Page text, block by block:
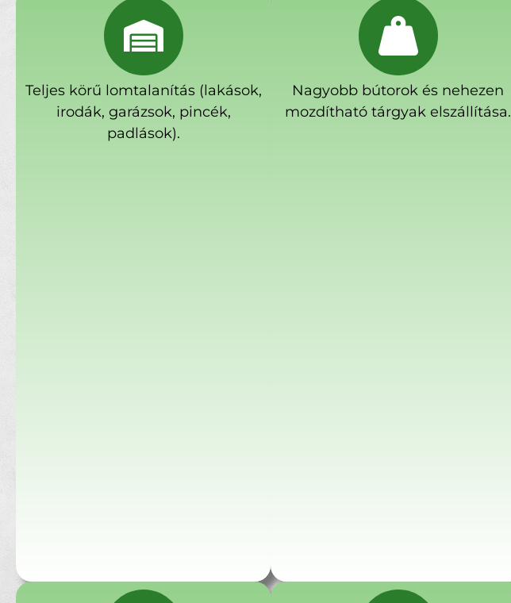
Teljes körű lomtalanítás (lakások,
irodák, garázsok, pincék,
padlások).
Nagyobb bútorok és nehezen
mozdítható tárgyak elszállítása.